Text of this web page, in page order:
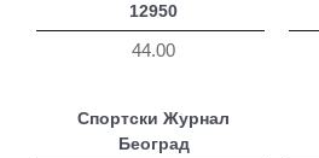
12950
44.00
Спортски Журнал
Београд